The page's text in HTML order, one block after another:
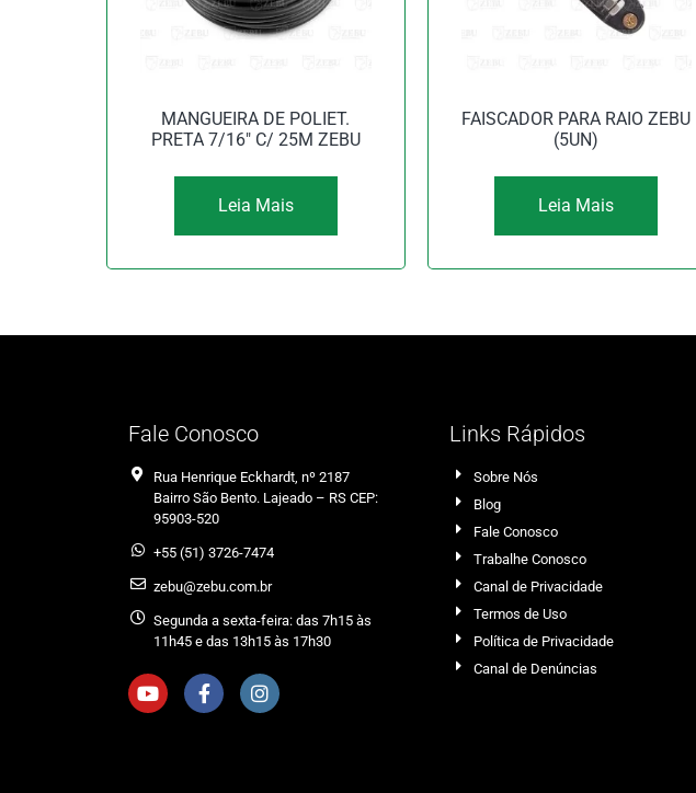
MANGUEIRA DE POLIET.
PRETA 7/16″ C/ 25M ZEBU
Leia Mais
FAISCADOR PARA RAIO ZEBU
(5UN)
Leia Mais
Fale Conosco
Rua Henrique Eckhardt, nº 2187
Bairro São Bento. Lajeado – RS CEP:
95903-520
+55 (51) 3726-7474
zebu@zebu.com.br
Segunda a sexta-feira: das 7h15 às
11h45 e das 13h15 às 17h30
Links Rápidos
Sobre Nós
Blog
Fale Conosco
Trabalhe Conosco
Canal de Privacidade
Termos de Uso
Política de Privacidade
Canal de Denúncias